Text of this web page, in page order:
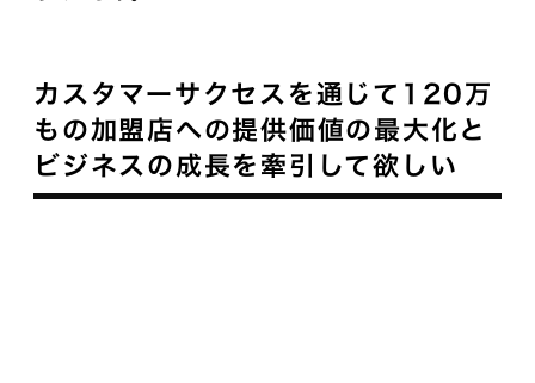
カスタマーサクセスを通じて120万
もの加盟店への提供価値の最大化と
ビジネスの成長を牽引して欲しい